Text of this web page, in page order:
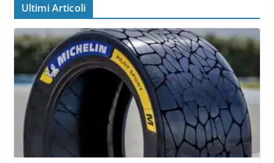
Ultimi Articoli